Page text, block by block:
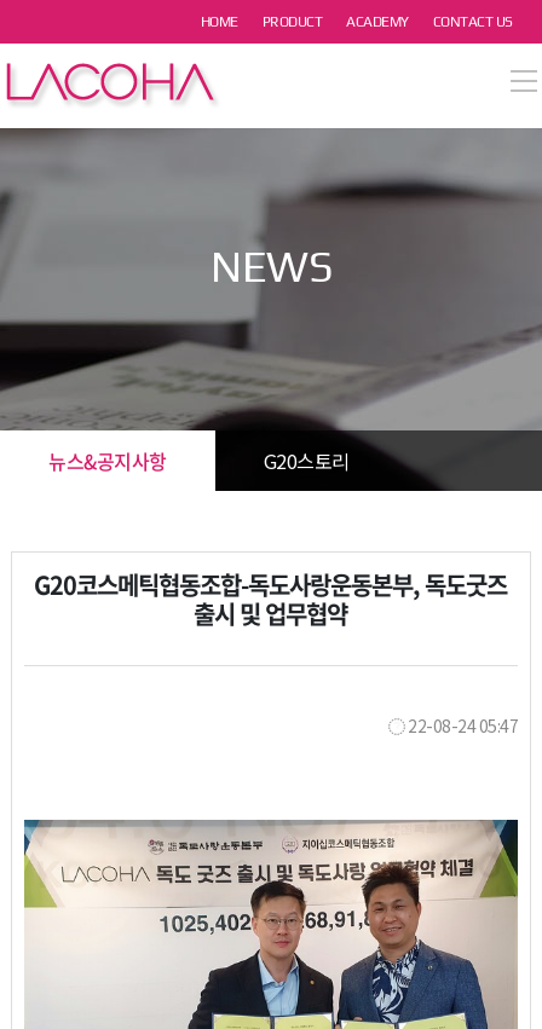
HOME PRODUCT ACADEMY CONTACT US
열기
NEWS
뉴스&공지사항 G20스토리
G20코스메틱협동조합-독도사랑운동본부, 독도굿즈
출시 및 업무협약
22-08-24 05:47